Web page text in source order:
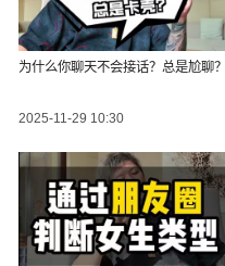
为什么你聊天不会接话？总是尬聊？
2025-11-29 10:30